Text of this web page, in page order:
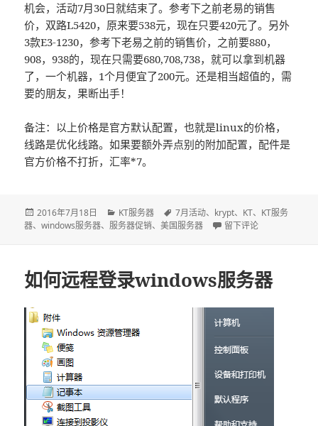
机会，活动7月30日就结束了。参考下之前老易的销售
价，双路L5420，原来要538元，现在只要420元了。另外
3款E3-1230，参考下老易之前的销售价，之前要880，
908，938的，现在只需要680,708,738，就可以拿到机器
了，一个机器，1个月便宜了200元。还是相当超值的，需
要的朋友，果断出手！
备注：以上价格是官方默认配置，也就是linux的价格，
线路是优化线路。如果要额外弄点别的附加配置，配件是
官方价格不打折，汇率*7。
发
布
2016年7月18日
分
类
KT服务器
标
签
7月活动、 krypt、 KT、 KT服务
器、windows服务器、服务器促销、美国服务器 于美国KT服务器4款独
留下评论
如何远程登录windows服务器